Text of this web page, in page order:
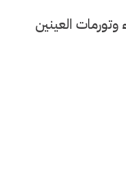
وتورمات العينين